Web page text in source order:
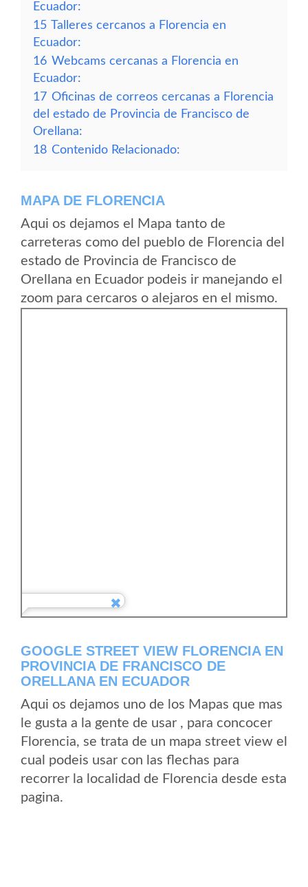
Ecuador:
15 Talleres cercanos a Florencia en
Ecuador:
16 Webcams cercanas a Florencia en
Ecuador:
17 Oficinas de correos cercanas a Florencia
del estado de Provincia de Francisco de
Orellana:
18 Contenido Relacionado:
MAPA DE FLORENCIA
Aqui os dejamos el Mapa tanto de
carreteras como del pueblo de Florencia del
estado de Provincia de Francisco de
Orellana en Ecuador podeis ir manejando el
zoom para cercaros o alejaros en el mismo.
GOOGLE STREET VIEW FLORENCIA EN
PROVINCIA DE FRANCISCO DE
ORELLANA EN ECUADOR
Aqui os dejamos uno de los Mapas que mas
le gusta a la gente de usar , para concocer
Florencia, se trata de un mapa street view el
cual podeis usar con las flechas para
recorrer la localidad de Florencia desde esta
pagina.